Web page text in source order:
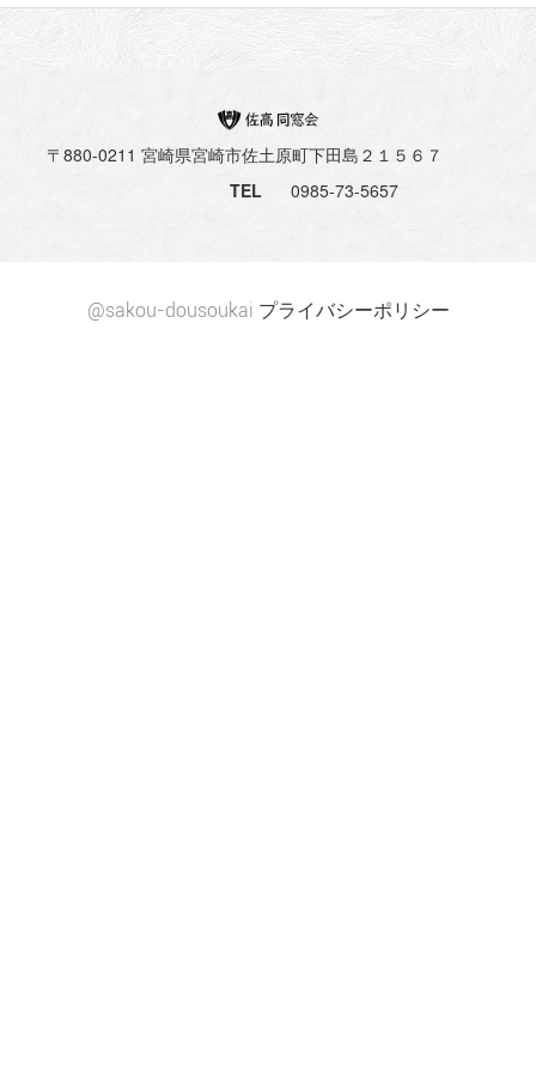
〒880-0211 宮崎県宮崎市佐土原町下田島２１５６７
TEL
0985-73-5657
@sakou-dousoukai プライバシーポリシー